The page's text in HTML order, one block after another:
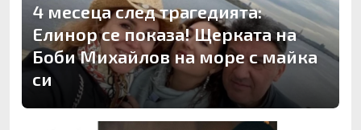
4 месеца след трагедията:
Елинор се показа! Щерката на
Боби Михайлов на море с майка
си